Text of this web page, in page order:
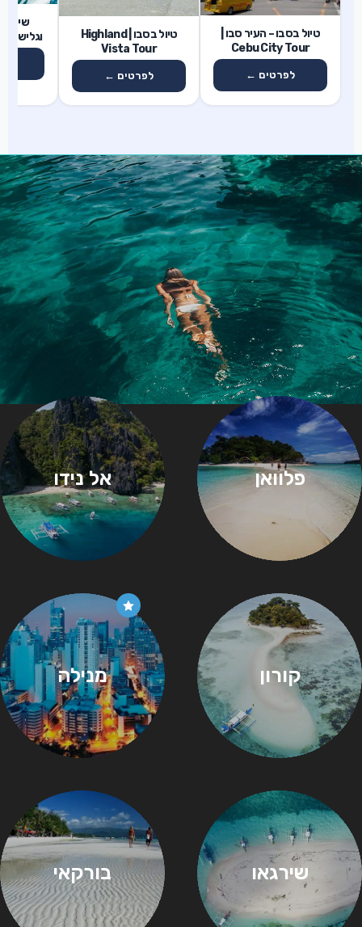
טיול בסבו – העיר סבו |
Cebu City Tour
לפרטים ←
טיול בסבו | Highland
Vista Tour
לפרטים ←
שייט
וגלישת
פלוואן אל נידו
קורון מנילה
שירגאו בורקאי